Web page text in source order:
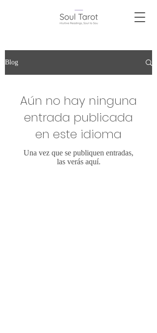
Blog
Aún no hay ninguna
entrada publicada
en este idioma
Una vez que se publiquen entradas,
las verás aquí.